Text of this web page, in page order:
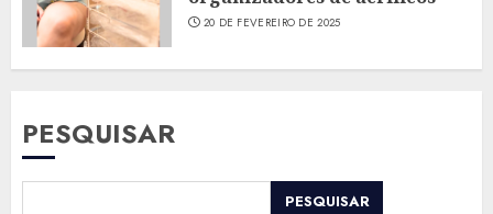
20 DE FEVEREIRO DE 2025
PESQUISAR
PESQUISAR